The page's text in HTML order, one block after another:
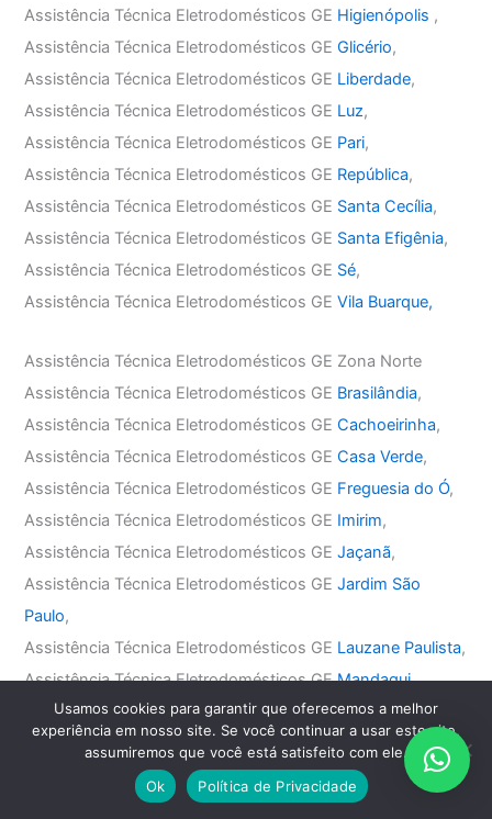
Assistência Técnica Eletrodomésticos GE Higienópolis ,
Assistência Técnica Eletrodomésticos GEGlicério,
Assistência Técnica Eletrodomésticos GE Liberdade,
Assistência Técnica Eletrodomésticos GE Luz,
Assistência Técnica Eletrodomésticos GE Pari,
Assistência Técnica Eletrodomésticos GE República,
Assistência Técnica Eletrodomésticos GE Santa Cecília,
Assistência Técnica Eletrodomésticos GE Santa Efigênia,
Assistência Técnica Eletrodomésticos GE Sé,
Assistência Técnica Eletrodomésticos GEVila Buarque,
Assistência Técnica Eletrodomésticos GE Zona Norte
Assistência Técnica Eletrodomésticos GE Brasilândia,
Assistência Técnica Eletrodomésticos GECachoeirinha,
Assistência Técnica Eletrodomésticos GECasa Verde,
Assistência Técnica Eletrodomésticos GE Freguesia do Ó,
Assistência Técnica Eletrodomésticos GE Imirim,
Assistência Técnica Eletrodomésticos GEJaçanã,
Assistência Técnica Eletrodomésticos GEJardim São
Paulo,
Assistência Técnica Eletrodomésticos GE Lauzane Paulista,
Assistência Técnica Eletrodomésticos GEMandaqui,
Assistência Técnica Eletrodomésticos GESantana,
Assistência Técnica Eletrodomésticos GE
Tremembé
Assistência Técnica Eletrodomésticos GETucuruvi
Assistência Técnica Eletrodomésticos GEVila Guilherme
Usamos cookies para garantir que oferecemos a melhor
experiência em nosso site. Se você continuar a usar este site,
assumiremos que você está satisfeito com ele.
Ok
Política de Privacidade